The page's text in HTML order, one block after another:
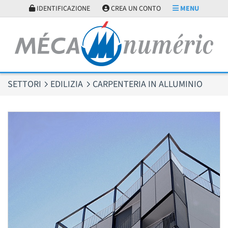
IDENTIFICAZIONE CREA UN CONTO MENU
SETTORI EDILIZIA CARPENTERIA IN ALLUMINIO
Pannello di gestione dei cookies